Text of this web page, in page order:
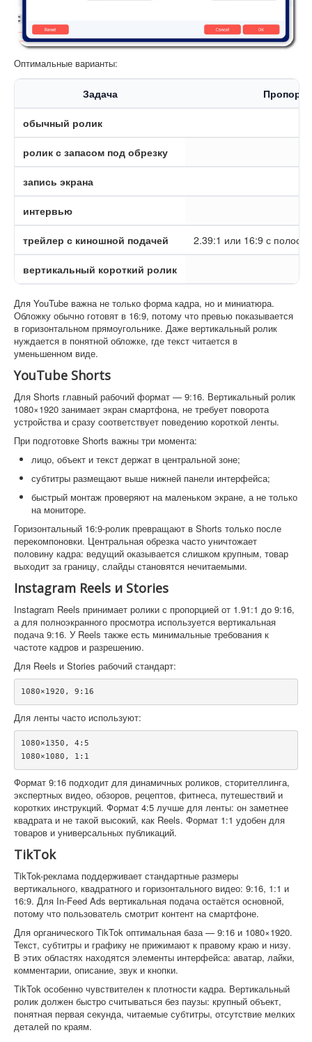
Оптимальные варианты:
Задача
обычный ролик
ролик с запасом под обрезку
запись экрана
интервью
трейлер с киношной подачей 2.39:1 или 16:9 с
вертикальный короткий ролик
Для YouTube важна не только форма кадра, но и миниатюра.
Обложку обычно готовят в 16:9, потому что превью показывается
в горизонтальном прямоугольнике. Даже вертикальный ролик
нуждается в понятной обложке, где текст читается в
уменьшенном виде.
YouTube Shorts
Для Shorts главный рабочий формат — 9:16. Вертикальный ролик
1080×1920 занимает экран смартфона, не требует поворота
устройства и сразу соответствует поведению короткой ленты.
При подготовке Shorts важны три момента:
лицо, объект и текст держат в центральной зоне;
субтитры размещают выше нижней панели интерфейса;
быстрый монтаж проверяют на маленьком экране, а не только
на мониторе.
Горизонтальный 16:9-ролик превращают в Shorts только после
перекомпоновки. Центральная обрезка часто уничтожает
половину кадра: ведущий оказывается слишком крупным, товар
выходит за границу, слайды становятся нечитаемыми.
Instagram Reels и Stories
Instagram Reels принимает ролики с пропорцией от 1.91:1 до 9:16,
а для полноэкранного просмотра используется вертикальная
подача 9:16. У Reels также есть минимальные требования к
частоте кадров и разрешению.
Для Reels и Stories рабочий стандарт:
Для ленты часто используют:
1080×1350, 4:5
Формат 9:16 подходит для динамичных роликов, сторителлинга,
экспертных видео, обзоров, рецептов, фитнеса, путешествий и
коротких инструкций. Формат 4:5 лучше для ленты: он заметнее
квадрата и не такой высокий, как Reels. Формат 1:1 удобен для
товаров и универсальных публикаций.
TikTok
TikTok-реклама поддерживает стандартные размеры
вертикального, квадратного и горизонтального видео: 9:16, 1:1 и
16:9. Для In-Feed Ads вертикальная подача остаётся основной,
потому что пользователь смотрит контент на смартфоне.
Для органического TikTok оптимальная база — 9:16 и 1080×1920.
Текст, субтитры и графику не прижимают к правому краю и низу.
В этих областях находятся элементы интерфейса: аватар, лайки,
комментарии, описание, звук и кнопки.
TikTok особенно чувствителен к плотности кадра. Вертикальный
ролик должен быстро считываться без паузы: крупный объект,
понятная первая секунда, читаемые субтитры, отсутствие мелких
деталей по краям.